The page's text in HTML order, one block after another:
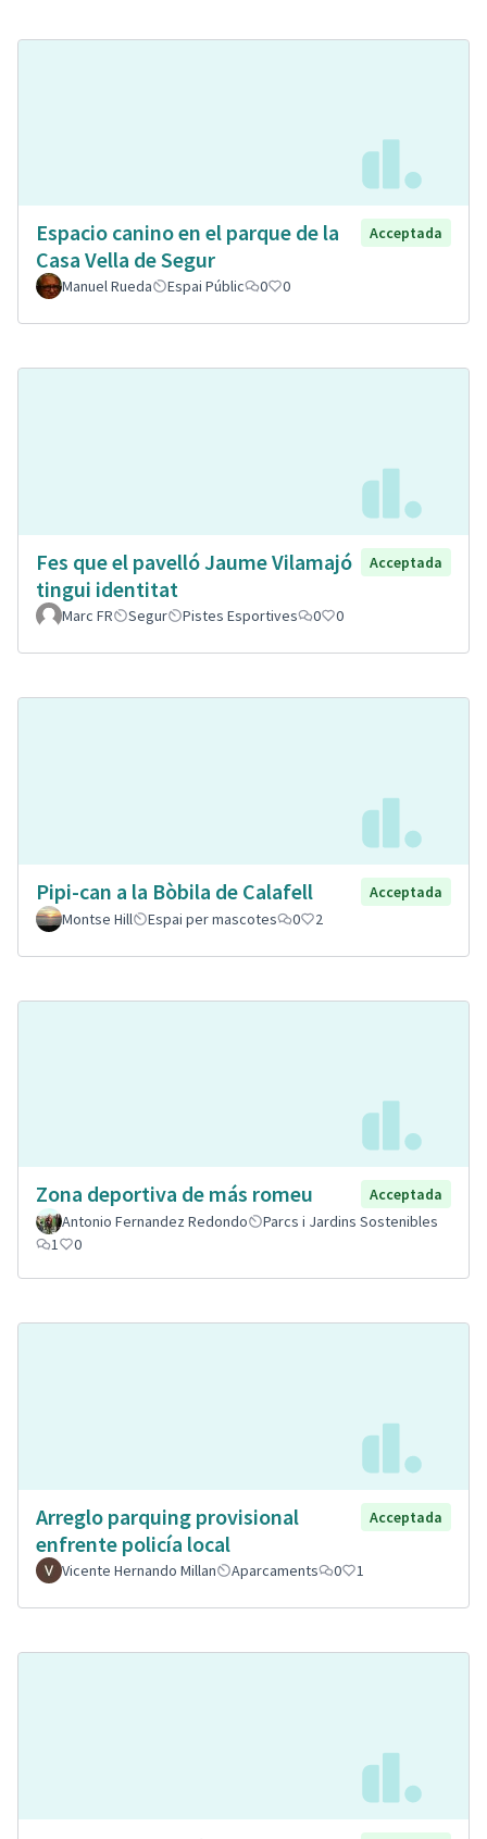
Espacio canino en el parque de la
Casa Vella de Segur
Acceptada
Manuel Rueda Espai Públic 0 0
Fes que el pavelló Jaume Vilamajó
tingui identitat
Acceptada
Marc FR Segur Pistes Esportives 0 0
Pipi-can a la Bòbila de Calafell
Acceptada
Montse Hill
Espai per mascotes 0 2
Zona deportiva de más romeu
Acceptada
Antonio Fernandez Redondo
Parcs i Jardins Sostenibles
1
0
Arreglo parquing provisional
enfrente policía local
Acceptada
Vicente Hernando Millan Aparcaments 0 1